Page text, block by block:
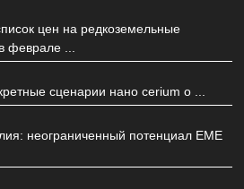
цен на редкоземельные
феврале ...
сценарии нано cerium o ...
неограниченный потенциал EME